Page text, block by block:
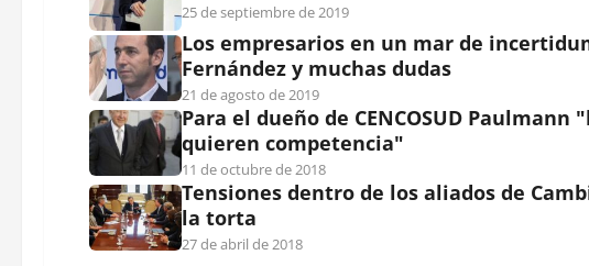
25 de septiembre de 2019
Los empresarios en un mar de
Fernández y muchas dudas
21 de agosto de 2019
Para el dueño de CENCOSUD
quieren competencia"
11 de octubre de 2018
Tensiones dentro de los aliados de
la torta
27 de abril de 2018